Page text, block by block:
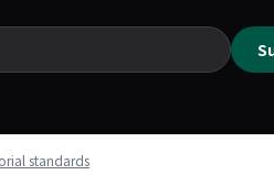
standards